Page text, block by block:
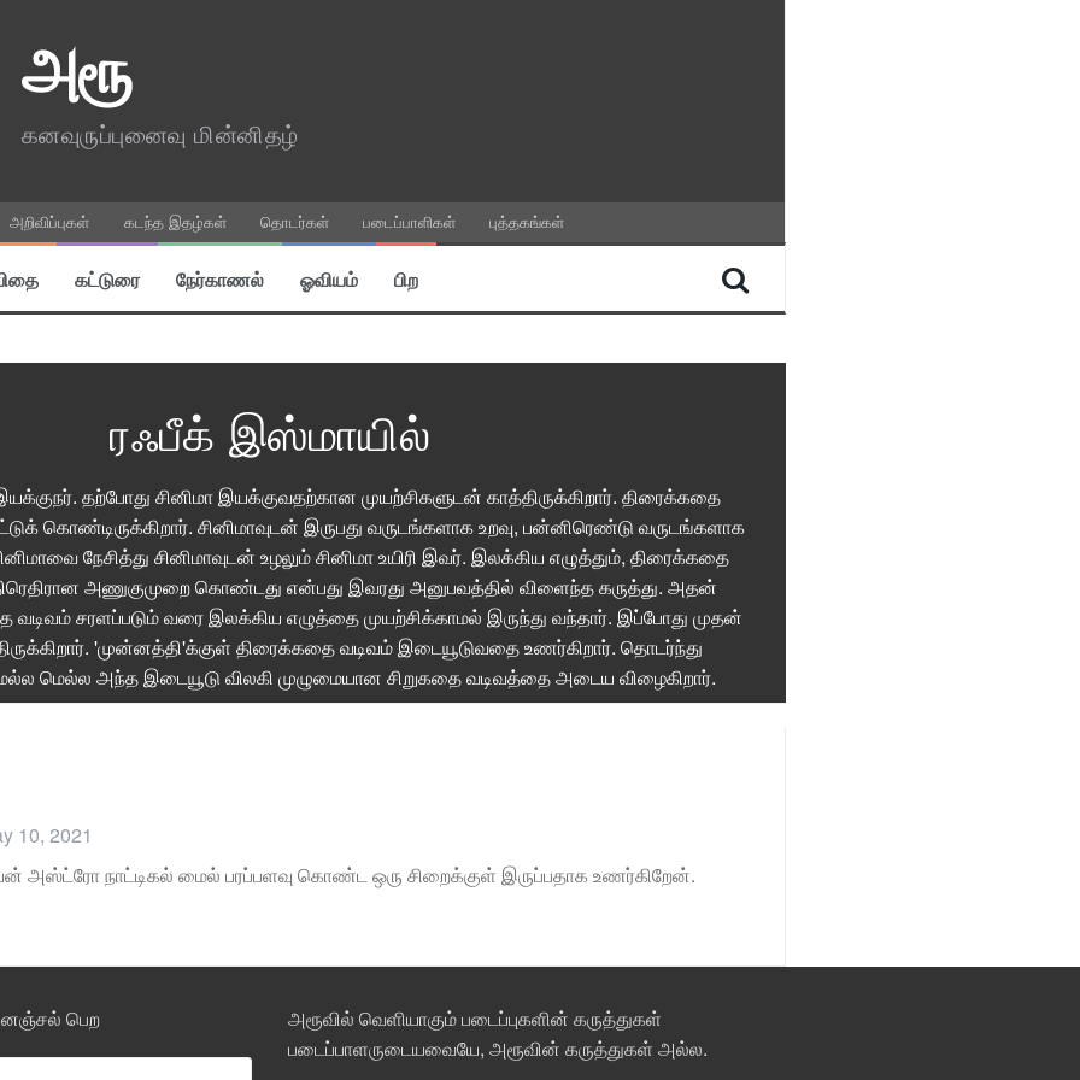
அரூ
கனவுருப்புனைவு மின்னிதழ்
அறிவிப்புகள் கடந்த இதழ்கள் தொடர்கள் படைப்பாளிகள் புத்தகங்கள்
கட்டுரை நேர்காணல் ஓவியம் பிற
ரஃபீக் இஸ்மாயில்
தற்போது சினிமா இயக்குவதற்கான முயற்சிகளுடன் காத்திருக்கிறார். திரைக்கதை
கொண்டிருக்கிறார். சினிமாவுடன் இருபது வருடங்களாக உறவு, பன்னிரெண்டு வருடங்களாக
நேசித்து சினிமாவுடன் உழலும் சினிமா உயிரி இவர். இலக்கிய எழுத்தும், திரைக்கதை
அணுகுமுறை கொண்டது என்பது இவரது அனுபவத்தில் விளைந்த கருத்து. அதன்
சரளப்படும் வரை இலக்கிய எழுத்தை முயற்சிக்காமல் இருந்து வந்தார். இப்போது முதன்
'முன்னத்தி'க்குள் திரைக்கதை வடிவம் இடையூடுவதை உணர்கிறார். தொடர்ந்து
மெல்ல அந்த இடையூடு விலகி முழுமையான சிறுகதை வடிவத்தை அடைய விழைகிறார்.
10, 2021
அஸ்ட்ரோ நாட்டிகல் மைல் பரப்பளவு கொண்ட ஒரு சிறைக்குள் இருப்பதாக உணர்கிறேன்.
பெற
அரூவில் வெளியாகும் படைப்புகளின் கருத்துகள்
படைப்பாளருடையவையே, அரூவின் கருத்துகள் அல்ல.